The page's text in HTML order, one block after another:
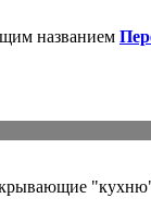
названием